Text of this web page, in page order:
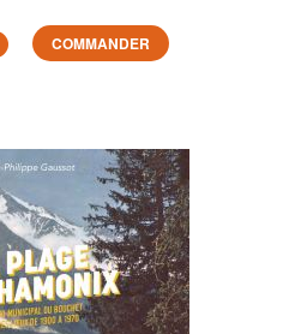
COMMANDER